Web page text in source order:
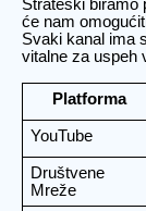
Strateški biramo
će nam
Svaki kanal ima
vitalne za uspeh
Platforma
YouTube
Društvene
Mreže